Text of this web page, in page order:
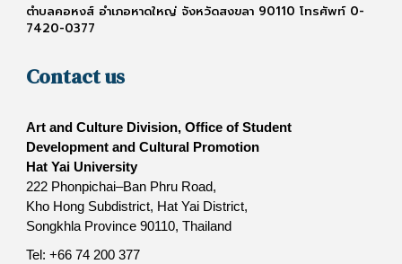
ตำบลคอหงส์ อำเภอหาดใหญ่ จังหวัดสงขลา 90110 โทรศัพท์ 0-
7420-0377
Contact us
Art and Culture Division, Office of Student
Development and Cultural Promotion
Hat Yai University
222 Phonpichai–Ban Phru Road,
Kho Hong Subdistrict, Hat Yai District,
Songkhla Province 90110, Thailand
Tel: +66 74 200 377